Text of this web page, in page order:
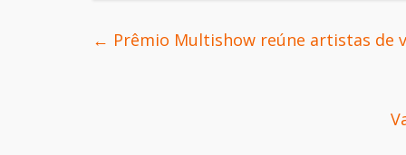
← Prêmio Multishow reúne artistas de